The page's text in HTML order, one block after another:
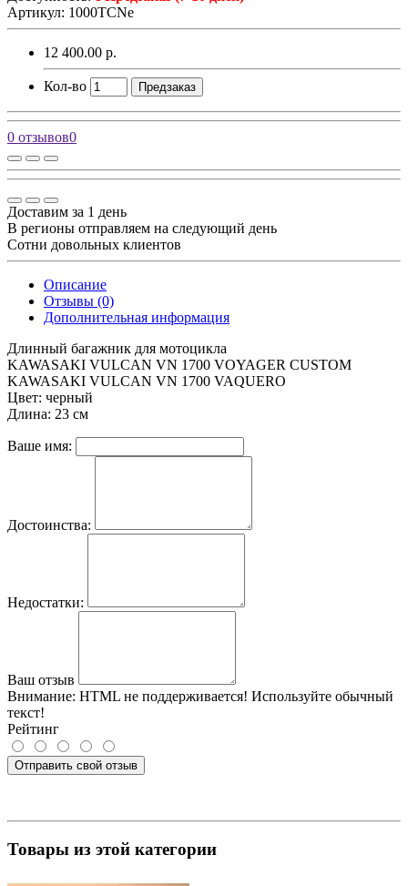
Артикул: 1000TCNe
12 400.00 р.
Кол-во Предзаказ
0 отзывов0
Доставим за 1 день
В регионы отправляем на следующий день
Сотни довольных клиентов
Описание
Отзывы (0)
Дополнительная информация
Длинный багажник для мотоцикла
KAWASAKI VULCAN VN 1700 VOYAGER CUSTOM
KAWASAKI VULCAN VN 1700 VAQUERO
Цвет: черный
Длина: 23 см
Ваше имя:
Достоинства:
Недостатки:
Ваш отзыв
Внимание: HTML не поддерживается! Используйте обычный
текст!
Рейтинг
Отправить свой отзыв
Товары из этой категории